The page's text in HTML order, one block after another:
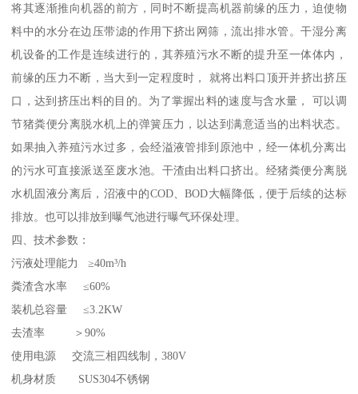
将其逐渐推向机器的前方，同时不断提高机器前缘的压力，迫使物
料中的水分在边压带滤的作用下挤出网筛，流出排水管。干湿分离
机设备的工作是连续进行的，其养殖污水不断的提升至一体体内，
前缘的压力不断，当大到一定程度时， 就将出料口顶开并挤出挤压
口，达到挤压出料的目的。为了掌握出料的速度与含水量， 可以调
节猪粪便分离脱水机上的弹簧压力，以达到满意适当的出料状态。
如果抽入养殖污水过多，会经溢液管排到原池中，经一体机分离出
的污水可直接派送至废水池。干渣由出料口挤出。经猪粪便分离脱
水机固液分离后，沼液中的COD、BOD大幅降低，便于后续的达标
排放。也可以排放到曝气池进行曝气环保处理。
四、技术参数：
污液处理能力 ≥40m³/h
粪渣含水率 ≤60%
装机总容量 ≤3.2KW
去渣率 ＞90%
使用电源 交流三相四线制，380V
机身材质 SUS304不锈钢